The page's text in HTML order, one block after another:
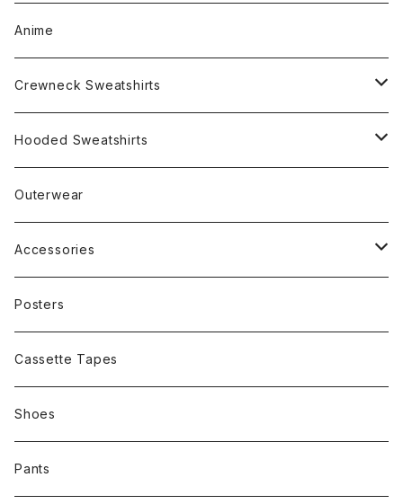
Anime
Crewneck Sweatshirts
Rap
Band
Other
Hooded Sweatshirts
Rap
Band
Other
Outerwear
Accessories
Cap
Posters
Cassette Tapes
Shoes
Pants